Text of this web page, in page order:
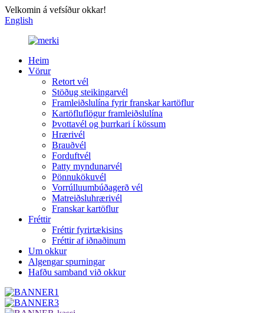
Velkomin á vefsíður okkar!
English
Heim
Vörur
Retort vél
Stöðug steikingarvél
Framleiðslulína fyrir franskar kartöflur
Kartöfluflögur framleiðslulína
Þvottavél og þurrkari í kössum
Hrærivél
Brauðvél
Forduftvél
Patty myndunarvél
Pönnukökuvél
Vorrúlluumbúðagerð vél
Matreiðsluhrærivél
Franskar kartöflur
Fréttir
Fréttir fyrirtækisins
Fréttir af iðnaðinum
Um okkur
Algengar spurningar
Hafðu samband við okkur